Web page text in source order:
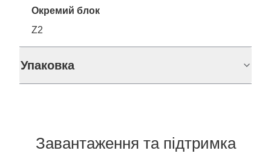
Окремий блок
Z2
Упаковка
Завантаження та підтримка